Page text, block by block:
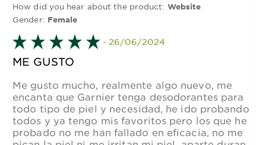
How did you hear about the product: Website
Gender: Female
- 26/06/2024
ME GUSTO
Me gusto mucho, realmente algo nuevo, me
encanta que Garnier tenga desodorantes para
todo tipo de piel y necesidad, he ido probando
todos y ya tengo mis favoritos pero los que he
probado no me han fallado en eficacia, no me